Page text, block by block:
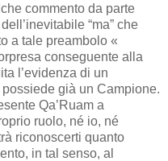
commento da parte
“ma” che
a tale preambolo «
conseguente alla
l’evidenza di un
già un Campione.
Qa’Ruam a
ruolo, né io, né
riconoscerti quanto
in tal senso, al